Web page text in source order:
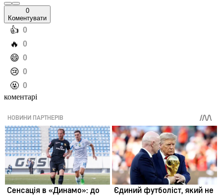
0
Коментувати
️👍 0
️🔥 0
️😄 0
️😢 0
️🤬 0
коментарі